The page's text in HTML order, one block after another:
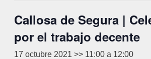
Callosa de Segura |
por el trabajo decente
17 octubre 2021 >> 11:00 a 12:00